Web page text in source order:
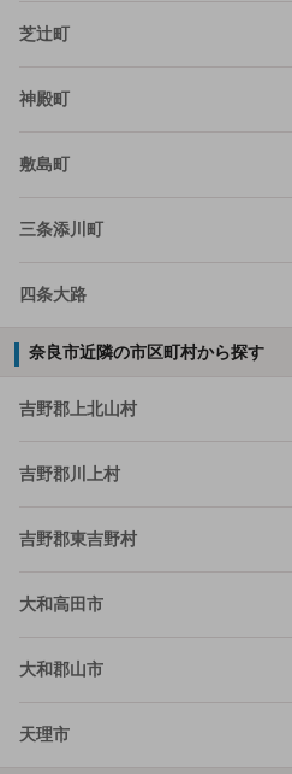
芝辻町
神殿町
敷島町
三条添川町
四条大路
奈良市近隣の市区町村から探す
吉野郡上北山村
吉野郡川上村
吉野郡東吉野村
大和高田市
大和郡山市
天理市